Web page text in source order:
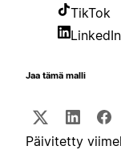
TikTok
LinkedIn
Jaa tämä malli
Päivitetty